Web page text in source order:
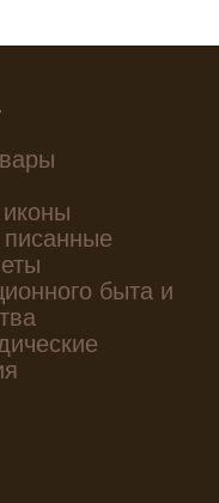
быта и